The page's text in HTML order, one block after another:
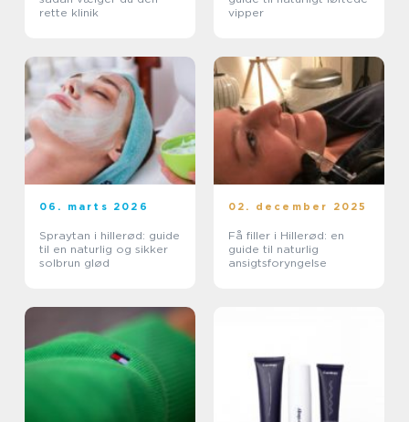
rette klinik
vipper
06. marts 2026
Spraytan i hillerød: guide
til en naturlig og sikker
solbrun glød
02. december 2025
Få filler i Hillerød: en
guide til naturlig
ansigtsforyngelse